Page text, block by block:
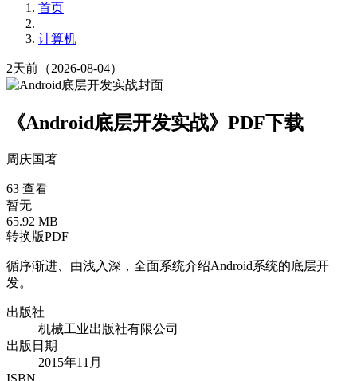
首页
计算机
2天前 （2026-08-04）
《Android底层开发实战》PDF下载
周庆国著
63 查看
暂无
65.92 MB
转换版PDF
循序渐进、由浅入深，全面系统介绍Android系统的底层开
发。
出版社
机械工业出版社有限公司
出版日期
2015年11月
ISBN